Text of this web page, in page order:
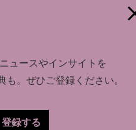
ュースやインサイトを
。ぜひご登録ください。
登録する